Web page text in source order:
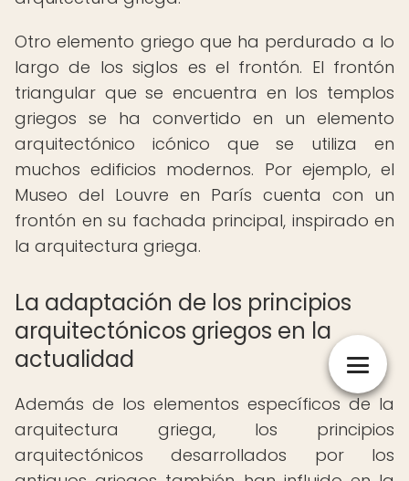
Otro elemento griego que ha perdurado a lo
largo de los siglos es el frontón. El frontón
triangular que se encuentra en los templos
griegos se ha convertido en un elemento
arquitectónico icónico que se utiliza en
muchos edificios modernos. Por ejemplo, el
Museo del Louvre en París cuenta con un
frontón en su fachada principal, inspirado en
la arquitectura griega.
La adaptación de los principios
arquitectónicos griegos en la
actualidad
Además de los elementos específicos de la
arquitectura griega, los principios
arquitectónicos desarrollados por los